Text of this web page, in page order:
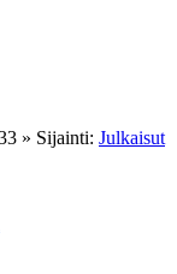
» Sijainti: Julkaisut